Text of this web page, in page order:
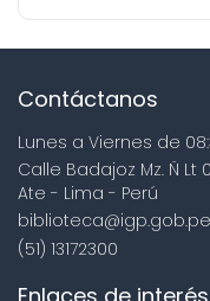
Contáctanos
Lunes a Viernes de
Calle Badajoz Mz. Ñ
Ate - Lima - Perú
biblioteca@igp.gob.pe
(51) 13172300